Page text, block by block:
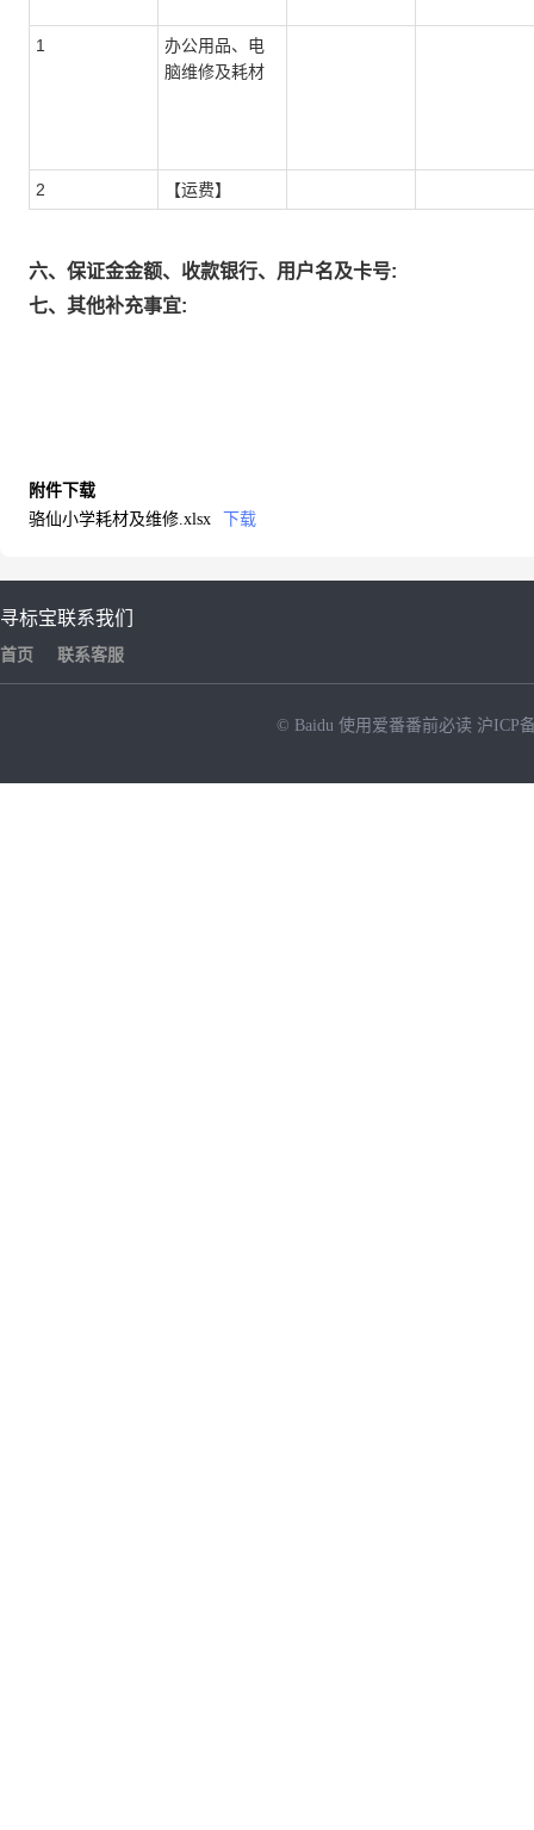
1
办公用品、电
脑维修及耗材
2 【运费】
六、保证金金额、收款银行、用户名及卡号:
七、其他补充事宜:
附件下载
骆仙小学耗材及维修.xlsx
下载
寻标宝
首页
联系我们
联系客服
© Baidu 使用爱番番前必读 沪ICP